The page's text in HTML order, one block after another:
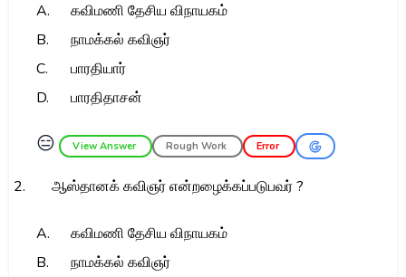
A.
கவிமணி தேசிய விநாயகம்
B.
நாமக்கல் கவிஞர்
C.
பாரதியார்
D.
பாரதிதாசன்
😑 View Answer Rough Work Error
2. ஆஸ்தானக் கவிஞர் என்றழைக்கப்படுபவர் ?
A.
கவிமணி தேசிய விநாயகம்
B.
நாமக்கல் கவிஞர்